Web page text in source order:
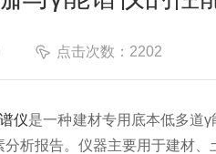
点击次数：2202
仪是一种建材专用底本低多道
析报告。仪器主要用于建材